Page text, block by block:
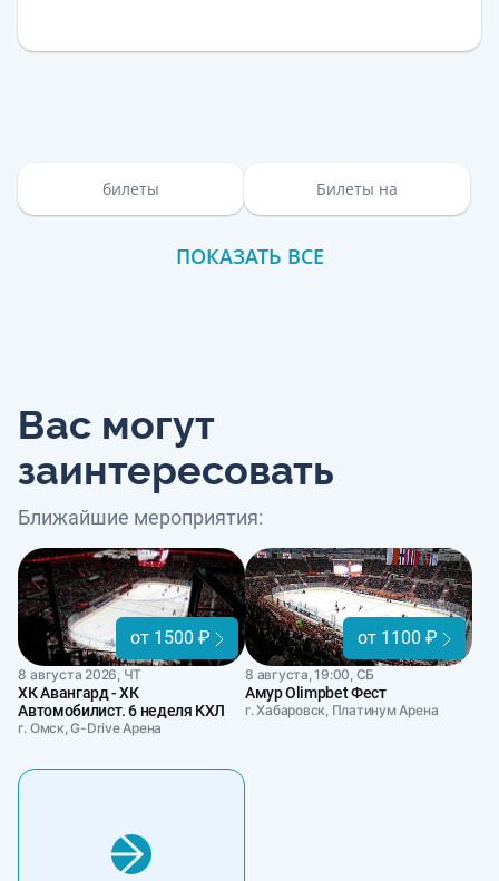
билеты Билеты на
ПОКАЗАТЬ ВСЕ
Вас могут
заинтересовать
Ближайшие мероприятия:
от 1500 ₽
8 августа 2026, ЧТ
ХК Авангард - ХК
Автомобилист. 6 неделя КХЛ
г. Омск, G-Drive Арена
от 1100 ₽
8 августа, 19:00, СБ
Амур Olimpbet Фест
г. Хабаровск, Платинум Арена